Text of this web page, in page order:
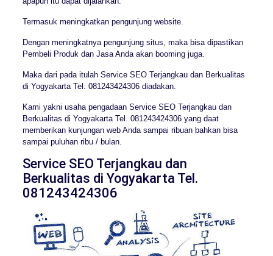
Termasuk meningkatkan pengunjung website.
Dengan meningkatnya pengunjung situs, maka bisa dipastikan
Pembeli Produk dan Jasa Anda akan booming juga.
Maka dari pada itulah Service SEO Terjangkau dan Berkualitas
di Yogyakarta Tel. 081243424306 diadakan.
Kami yakni usaha pengadaan Service SEO Terjangkau dan
Berkualitas di Yogyakarta Tel. 081243424306 yang daat
memberikan kunjungan web Anda sampai ribuan bahkan bisa
sampai puluhan ribu / bulan.
Service SEO Terjangkau dan
Berkualitas di Yogyakarta Tel.
081243424306